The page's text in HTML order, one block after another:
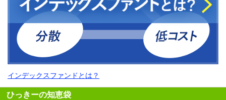
インデックスファンドとは？
ひっきーの知恵袋